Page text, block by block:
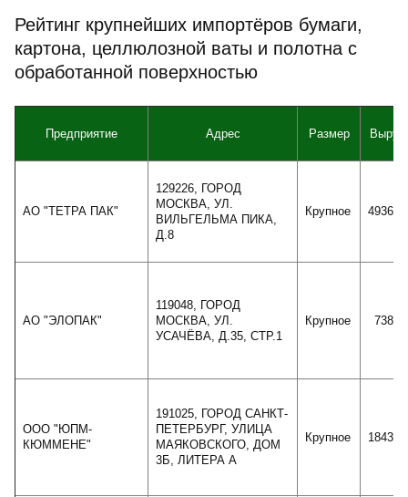
Рейтинг крупнейших импортёров бумаги,
картона, целлюлозной ваты и полотна с
обработанной поверхностью
Предприятие Адрес Размер
АО "ТЕТРА ПАК"
129226, ГОРОД
МОСКВА, УЛ.
ВИЛЬГЕЛЬМА ПИКА,
Д.8
Крупное
АО "ЭЛОПАК"
119048, ГОРОД
МОСКВА, УЛ.
УСАЧЁВА, Д.35, СТР.1
Крупное
ООО "ЮПМ-
КЮММЕНЕ"
191025, ГОРОД САНКТ-
ПЕТЕРБУРГ, УЛИЦА
МАЯКОВСКОГО, ДОМ
3Б, ЛИТЕРА А
Крупное